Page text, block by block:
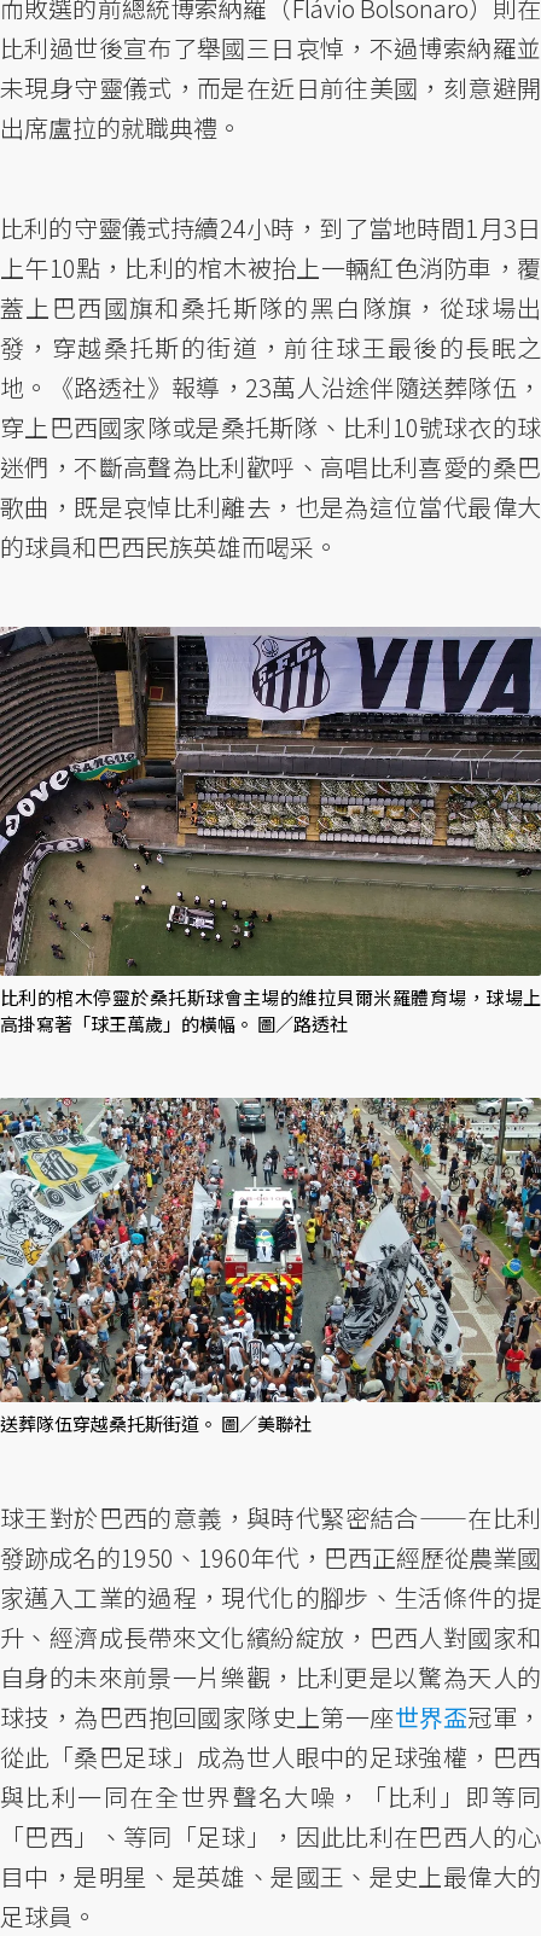
而敗選的前總統博索納羅（Flávio Bolsonaro）則在
比利過世後宣布了舉國三日哀悼，不過博索納羅並
未現身守靈儀式，而是在近日前往美國，刻意避開
出席盧拉的就職典禮。
比利的守靈儀式持續24小時，到了當地時間1月3日
上午10點，比利的棺木被抬上一輛紅色消防車，覆
蓋上巴西國旗和桑托斯隊的黑白隊旗，從球場出
發，穿越桑托斯的街道，前往球王最後的長眠之
地。《路透社》報導，23萬人沿途伴隨送葬隊伍，
穿上巴西國家隊或是桑托斯隊、比利10號球衣的球
迷們，不斷高聲為比利歡呼、高唱比利喜愛的桑巴
歌曲，既是哀悼比利離去，也是為這位當代最偉大
的球員和巴西民族英雄而喝采。
比利的棺木停靈於桑托斯球會主場的維拉貝爾米羅體育場，球場上
高掛寫著「球王萬歲」的橫幅。 圖／路透社
送葬隊伍穿越桑托斯街道。 圖／美聯社
球王對於巴西的意義，與時代緊密結合——在比利
發跡成名的1950、1960年代，巴西正經歷從農業國
家邁入工業的過程，現代化的腳步、生活條件的提
升、經濟成長帶來文化繽紛綻放，巴西人對國家和
自身的未來前景一片樂觀，比利更是以驚為天人的
球技，為巴西抱回國家隊史上第一座世界盃冠軍，
從此「桑巴足球」成為世人眼中的足球強權，巴西
與比利一同在全世界聲名大噪，「比利」即等同
「巴西」、等同「足球」，因此比利在巴西人的心
目中，是明星、是英雄、是國王、是史上最偉大的
足球員。